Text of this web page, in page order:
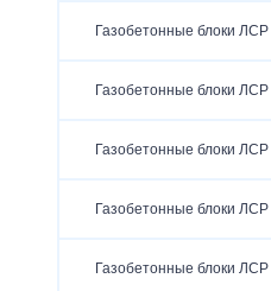
Газобетонные блоки
Газобетонные блоки
Газобетонные блоки
Газобетонные блоки
Газобетонные блоки